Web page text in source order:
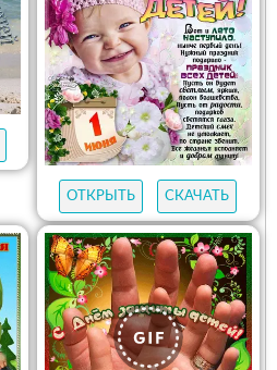
ОТКРЫТЬ СКАЧАТЬ